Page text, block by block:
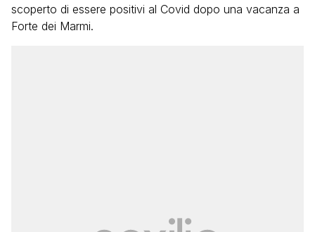
scoperto di essere positivi al Covid dopo una vacanza a
Forte dei Marmi.